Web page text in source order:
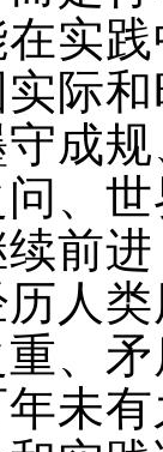
实
际
成
、
前
人
、
未